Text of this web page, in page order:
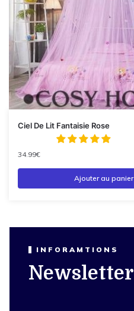
Ciel De Lit Fantaisie Rose
34.99€
Ajouter au panier
INFORAMTIONS
Newsletter